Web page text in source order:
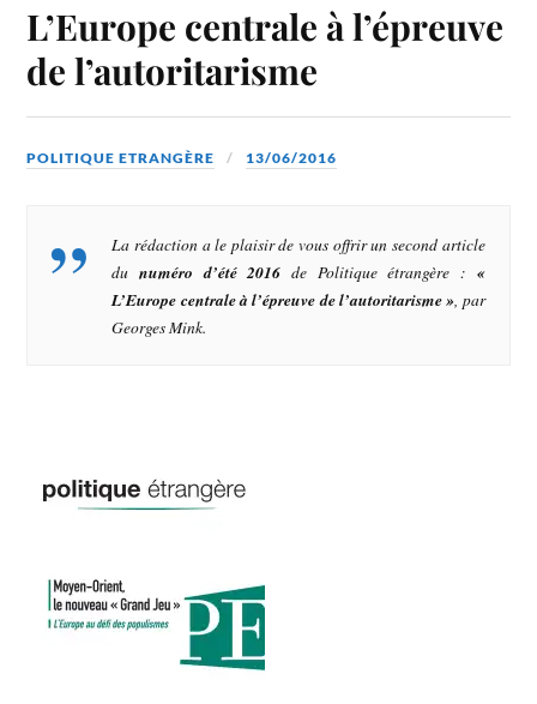
L’Europe centrale à l’épreuve
de l’autoritarisme
POLITIQUE ETRANGÈRE 13/06/2016
La rédaction a le plaisir de vous offrir un second article
dunuméro d’été 2016 de Politique étrangère : «
L’Europe centrale à l’épreuve de l’autoritarisme », par
Georges Mink.